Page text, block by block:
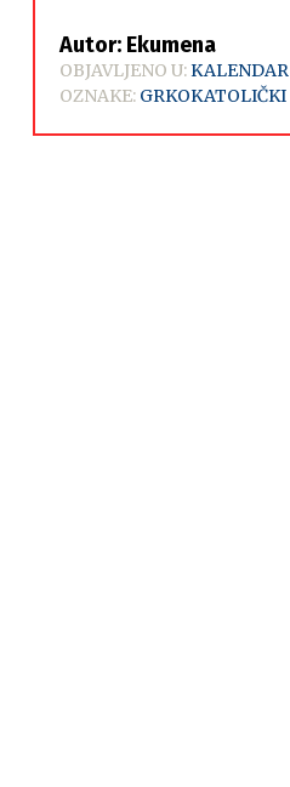
Autor: Ekumena
OBJAVLJENO U:KALENDAR
OZNAKE: GRKOKATOLIČKI